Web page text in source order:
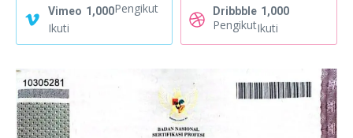
Vimeo 1,000Pengikut
Ikuti
Dribbble 1,000
PengikutIkuti